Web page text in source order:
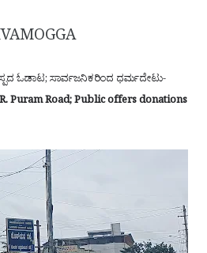
ಓಡಾಟ; ಸಾರ್ವಜನಿಕರಿಂದ ಧರ್ಮದೇಟು-
Puram Road; Public offers donations